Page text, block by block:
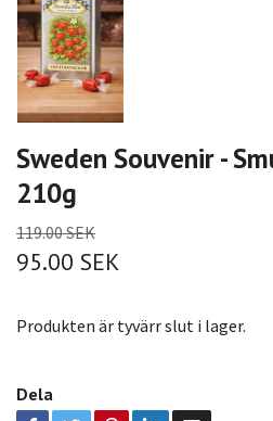
Sweden Souvenir -
210g
119.00 SEK
95.00 SEK
Produkten är tyvärr slut i lager.
Dela